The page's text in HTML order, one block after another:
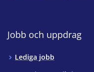
Jobb och uppdrag
Lediga jobb